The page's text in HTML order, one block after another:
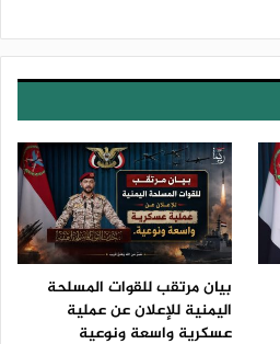
بيان مرتقب للقوات المسلحة
اليمنية للإعلان عن عملية
عسكرية واسعة ونوعية